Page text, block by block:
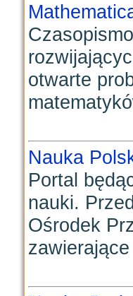
otwarte
Nauka
Portal
nauki.
Ośrodek